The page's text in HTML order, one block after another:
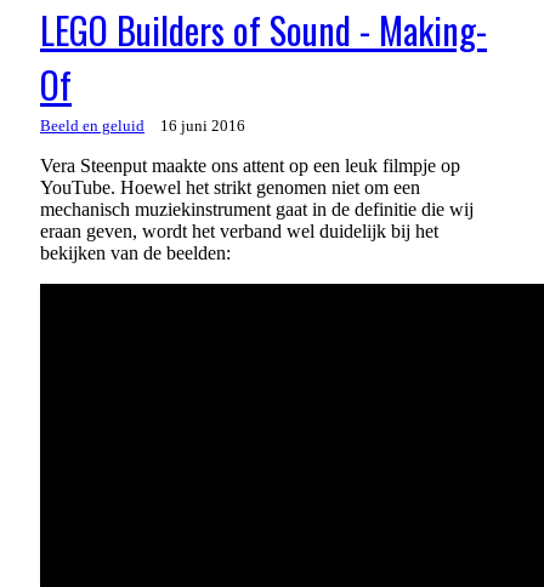
LEGO Builders of Sound - Making-
Of
Beeld en geluid 16 juni 2016
Vera Steenput maakte ons attent op een leuk filmpje op
YouTube. Hoewel het strikt genomen niet om een
mechanisch muziekinstrument gaat in de definitie die wij
eraan geven, wordt het verband wel duidelijk bij het
bekijken van de beelden: